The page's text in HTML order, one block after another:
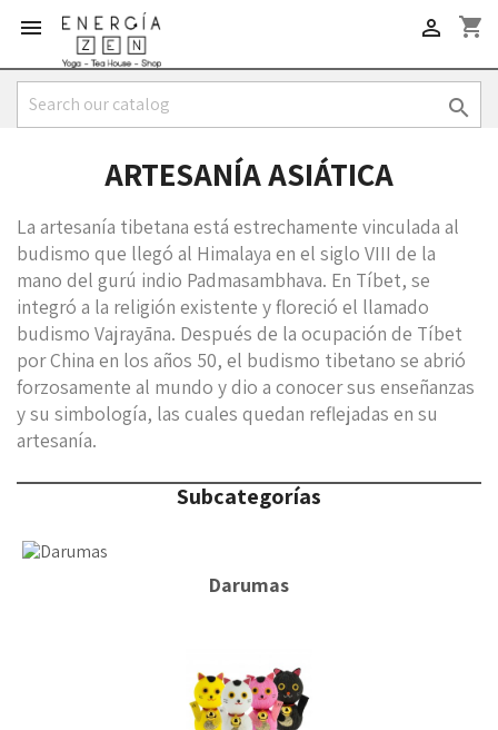
 shopping_cart


ARTESANÍA ASIÁTICA
La artesanía tibetana está estrechamente vinculada al
budismo que llegó al Himalaya en el siglo VIII de la
mano del gurú indio Padmasambhava. En Tíbet, se
integró a la religión existente y floreció el llamado
budismo Vajrayāna. Después de la ocupación de Tíbet
por China en los años 50, el budismo tibetano se abrió
forzosamente al mundo y dio a conocer sus enseñanzas
y su simbología, las cuales quedan reflejadas en su
artesanía.
Subcategorías
Darumas